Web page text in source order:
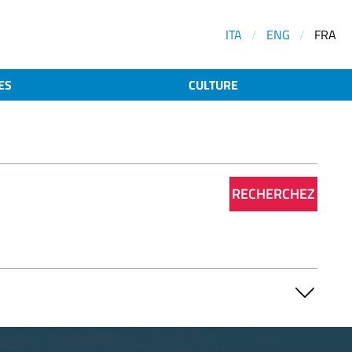
ITA / ENG / FRA
CULTURE
RECHERCHEZ